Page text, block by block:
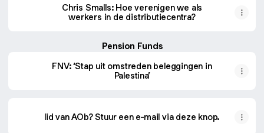
Chris Smalls: Hoe verenigen we als
werkers in de distributiecentra?
Pension Funds
FNV: ‘Stap uit omstreden beleggingen in
Palestina’
lid van AOb? Stuur een e-mail via deze knop.